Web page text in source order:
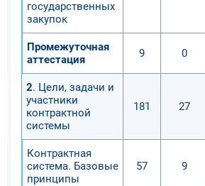
государственных
закупок
Промежуточная
аттестация
9 0
2. Цели, задачи и
участники
контрактной
системы
181 27
Контрактная
система. Базовые
принципы
57 9